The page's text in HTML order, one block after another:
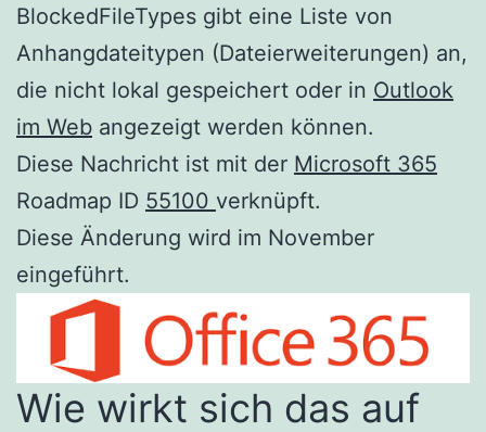
BlockedFileTypes gibt eine Liste von
Anhangdateitypen (Dateierweiterungen) an,
die nicht lokal gespeichert oder in Outlook
im Web angezeigt werden können.
Diese Nachricht ist mit der Microsoft 365
Roadmap ID 55100 verknüpft.
Diese Änderung wird im November
eingeführt.
Wie wirkt sich das auf